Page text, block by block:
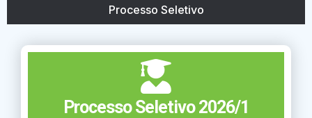
Processo Seletivo
Processo Seletivo 2026/1